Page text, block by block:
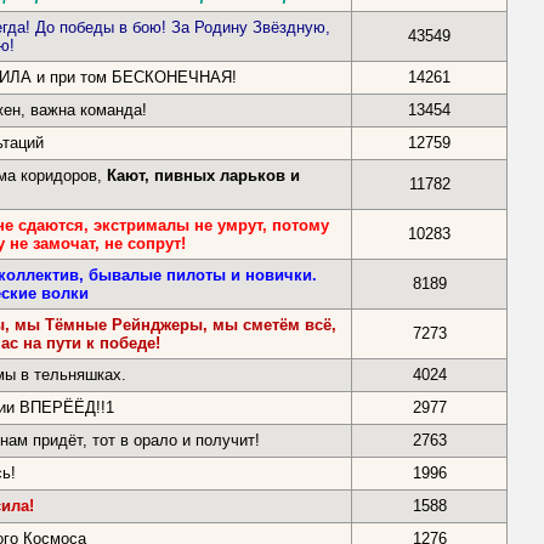
До победы в бою! За Родину Звёздную,
43549
и при том БЕСКОНЕЧНАЯ!
14261
важна команда!
13454
12759
коридоров, Кают, пивных ларьков и 11782
сдаются, экстрималы не умрут, потому
не замочат, не сопрут!
10283
бывалые пилоты и новички.
волки
8189
мы Тёмные Рейнджеры, мы сметём всё,
на пути к победе!
7273
в тельняшках.
4024
ВПЕРЁЁД!!1
2977
придёт, тот в орало и получит!
2763
1996
ла!
1588
Космоса
1276